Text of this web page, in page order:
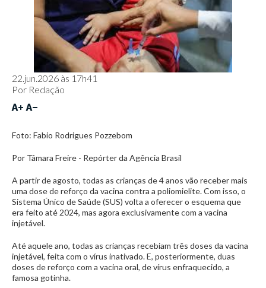
22.jun.2026 às 17h41
Por Redação
Foto: Fabio Rodrigues Pozzebom
Por Tâmara Freire - Repórter da Agência Brasil
A partir de agosto, todas as crianças de 4 anos vão receber mais
uma dose de reforço da vacina contra a poliomielite. Com isso, o
Sistema Único de Saúde (SUS) volta a oferecer o esquema que
era feito até 2024, mas agora exclusivamente com a vacina
injetável.
Até aquele ano, todas as crianças recebiam três doses da vacina
injetável, feita com o vírus inativado. E, posteriormente, duas
doses de reforço com a vacina oral, de vírus enfraquecido, a
famosa gotinha.